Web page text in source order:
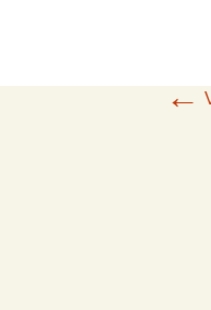
←